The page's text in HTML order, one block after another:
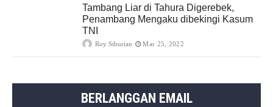
Tambang Liar di Tahura Digerebek,
Penambang Mengaku dibekingi Kasum
TNI
Roy Siburian Mar 25, 2022
BERLANGGAN EMAIL